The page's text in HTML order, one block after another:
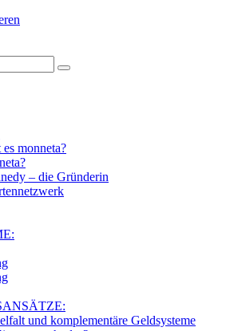
monneta?
– die Gründerin
und komplementäre Geldsysteme